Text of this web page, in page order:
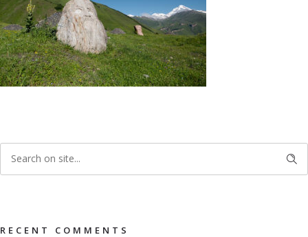
RECENT COMMENTS